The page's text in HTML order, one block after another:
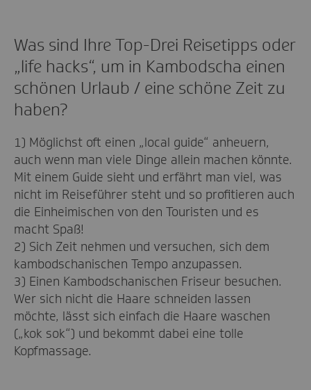
Was sind Ihre Top-Drei Reisetipps oder
„life hacks“, um in Kambodscha einen
schönen Urlaub / eine schöne Zeit zu
haben?
1) Möglichst oft einen „local guide“ anheuern,
auch wenn man viele Dinge allein machen könnte.
Mit einem Guide sieht und erfährt man viel, was
nicht im Reiseführer steht und so profitieren auch
die Einheimischen von den Touristen und es
macht Spaß!
2) Sich Zeit nehmen und versuchen, sich dem
kambodschanischen Tempo anzupassen.
3) Einen Kambodschanischen Friseur besuchen.
Wer sich nicht die Haare schneiden lassen
möchte, lässt sich einfach die Haare waschen
(„kok sok“) und bekommt dabei eine tolle
Kopfmassage.